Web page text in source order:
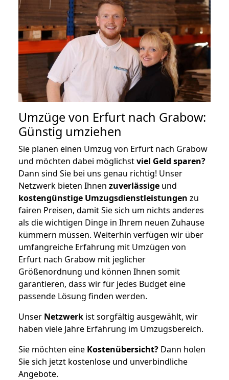
Umzüge von Erfurt nach Grabow:
Günstig umziehen
Sie planen einen Umzug von Erfurt nach Grabow
und möchten dabei möglichstviel Geld sparen?
Dann sind Sie bei uns genau richtig! Unser
Netzwerk bieten Ihnen zuverlässige und
kostengünstige Umzugsdienstleistungen zu
fairen Preisen, damit Sie sich um nichts anderes
als die wichtigen Dinge in Ihrem neuen Zuhause
kümmern müssen. Weiterhin verfügen wir über
umfangreiche Erfahrung mit Umzügen von
Erfurt nach Grabow mit jeglicher
Größenordnung und können Ihnen somit
garantieren, dass wir für jedes Budget eine
passende Lösung finden werden.
Unser Netzwerk ist sorgfältig ausgewählt, wir
haben viele Jahre Erfahrung im Umzugsbereich.
Sie möchten eine Kostenübersicht? Dann holen
Sie sich jetzt kostenlose und unverbindliche
Angebote.